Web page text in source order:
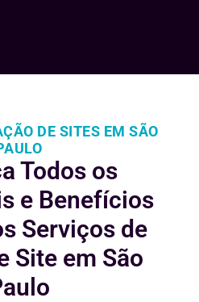
DE SITES EM SÃO
Todos os
e Benefícios
Serviços de
Site em São